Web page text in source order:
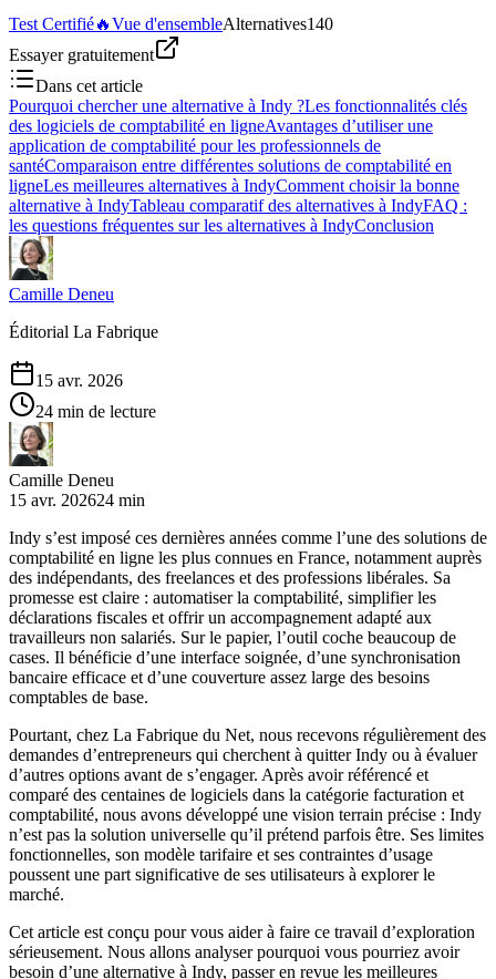
Test Certifié🔥Vue d'ensembleAlternatives140
Essayer gratuitement
Dans cet article
Pourquoi chercher une alternative à Indy ?Les fonctionnalités clés
des logiciels de comptabilité en ligneAvantages d’utiliser une
application de comptabilité pour les professionnels de
santéComparaison entre différentes solutions de comptabilité en
ligneLes meilleures alternatives à IndyComment choisir la bonne
alternative à IndyTableau comparatif des alternatives à IndyFAQ :
les questions fréquentes sur les alternatives à IndyConclusion
Camille Deneu
Éditorial La Fabrique
15 avr. 2026
24 min de lecture
Camille Deneu
15 avr. 202624 min
Indy s’est imposé ces dernières années comme l’une des solutions de
comptabilité en ligne les plus connues en France, notamment auprès
des indépendants, des freelances et des professions libérales. Sa
promesse est claire : automatiser la comptabilité, simplifier les
déclarations fiscales et offrir un accompagnement adapté aux
travailleurs non salariés. Sur le papier, l’outil coche beaucoup de
cases. Il bénéficie d’une interface soignée, d’une synchronisation
bancaire efficace et d’une couverture assez large des besoins
comptables de base.
Pourtant, chez La Fabrique du Net, nous recevons régulièrement des
demandes d’entrepreneurs qui cherchent à quitter Indy ou à évaluer
d’autres options avant de s’engager. Après avoir référencé et
comparé des centaines de logiciels dans la catégorie facturation et
comptabilité, nous avons développé une vision terrain précise : Indy
n’est pas la solution universelle qu’il prétend parfois être. Ses limites
fonctionnelles, son modèle tarifaire et ses contraintes d’usage
poussent une part significative de ses utilisateurs à explorer le
marché.
Cet article est conçu pour vous aider à faire ce travail d’exploration
sérieusement. Nous allons analyser pourquoi vous pourriez avoir
besoin d’une alternative à Indy, passer en revue les meilleures